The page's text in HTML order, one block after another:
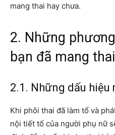
mang thai hay chưa.
2. Những
bạn đã mang
2.1. Những dấu hiệu
Khi phôi thai đã làm tổ và
nội tiết tố của người phụ nữ